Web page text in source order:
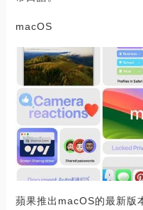
macOS
蘋果推出macOS的最新版